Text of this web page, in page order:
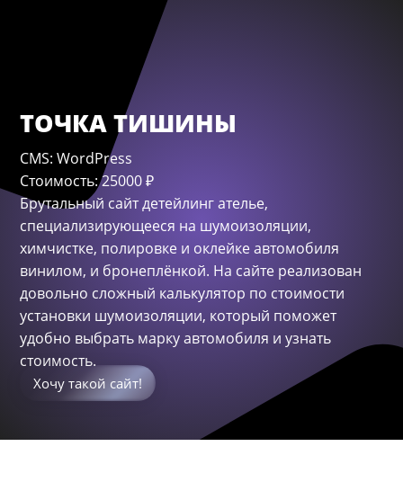
ТОЧКА ТИШИНЫ
CMS: WordPress
Стоимость: 25000 ₽
Брутальный сайт детейлинг ателье,
специализирующееся на шумоизоляции,
химчистке, полировке и оклейке автомобиля
винилом, и бронеплёнкой. На сайте реализован
довольно сложный калькулятор по стоимости
установки шумоизоляции, который поможет
удобно выбрать марку автомобиля и узнать
стоимость.
Хочу такой сайт!